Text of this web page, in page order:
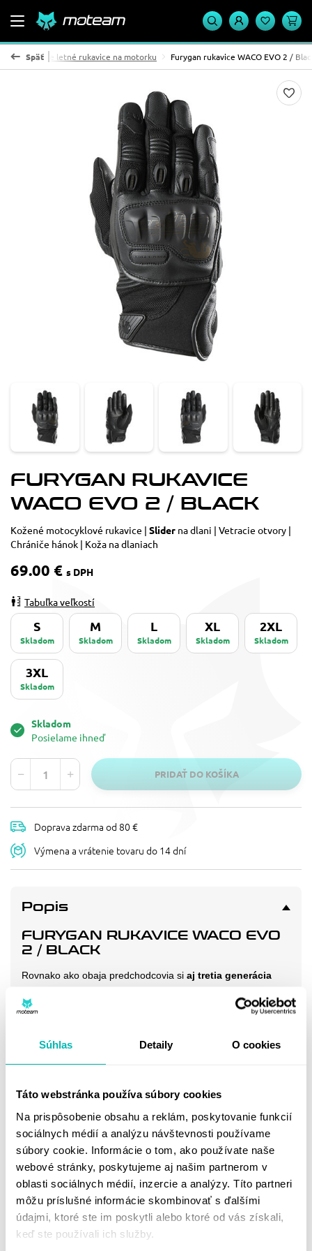
Súhlas Detaily O cookies
Táto webstránka používa súbory cookies
Na prispôsobenie obsahu a reklám, poskytovanie funkcií
sociálnych médií a analýzu návštevnosti používame
súbory cookie. Informácie o tom, ako používate naše
webové stránky, poskytujeme aj našim partnerom v
oblasti sociálnych médií, inzercie a analýzy. Títo partneri
môžu príslušné informácie skombinovať s ďalšími
údajmi, ktoré ste im poskytli alebo ktoré od vás získali,
keď ste používali ich služby.
Späť
Pánske letné rukavice na motorku Furygan rukavice WACO EVO 2 /
FURYGAN RUKAVICE
WACO EVO 2 / BLACK
Kožené motocyklové rukavice | Slider na dlani | Vetracie otvory |
Chrániče hánok | Koža na dlaniach
69.00 € s DPH
S
Skladom
M
Skladom
L
Skladom
XL
Skladom
2XL
Skladom
3XL
Skladom
Tabuľka veľkostí
Skladom
Posielame ihneď
PRIDAŤ DO KOŠÍKA
Doprava zdarma od 80 €
Výmena a vrátenie tovaru do 14 dní
Popis
FURYGAN RUKAVICE WACO EVO
2 / BLACK
Rovnako ako obaja predchodcovia si aj tretia generácia
strategicky umiestnenými meshovými panelmi. Ochrana
protektorov s kožou budete mať pocit, že jazdíte v
závodných rukaviciach.
Zosilnené v oblasti dlaní a prstov
Chrániče hánok
100% koža na dlaniach
Slajder na dlani pre minimalizáciu rizika zranenia zápästia
pri páde
ERGONÓMIA A KOMFORT:
Hybridný mix materiálov - ponúka neporovnateľný
komfort v rámci triedyZobraziť viac